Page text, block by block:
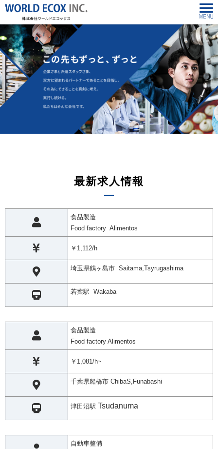
最新求人情報
食品製造
Food factory Alimentos
￥1,112/h
埼玉県鶴ヶ島市 Saitama,Tsyrugashima
若葉駅 Wakaba
食品製造
Food factory Alimentos
￥1,081/h~
千葉県船橋市 ChibaS,Funabashi
津田沼駅 Tsudanuma
自動車整備